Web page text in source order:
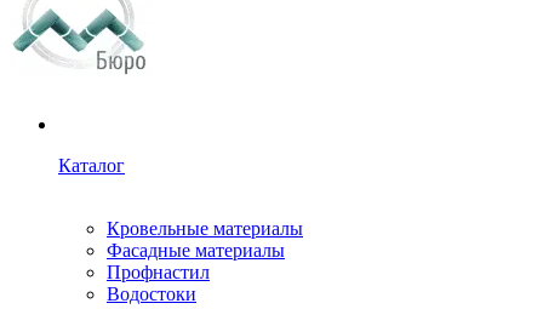
Каталог
Кровельные материалы
Фасадные материалы
Профнастил
Водостоки